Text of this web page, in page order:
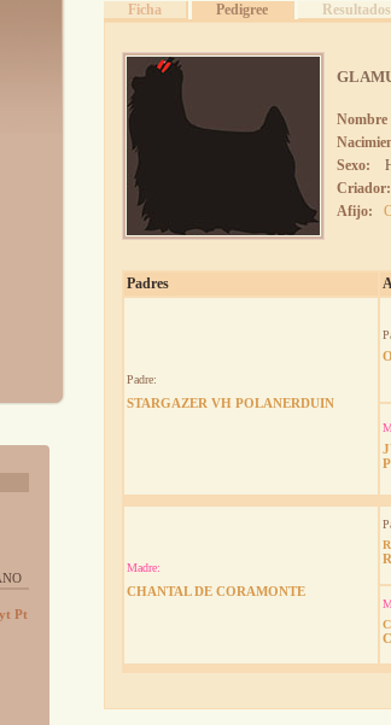
Pt
Ficha Pedigree Resultados
Sexo:
Criador:
Afijo:
Padres
Padre:
STARGAZER VH POLANERDUIN
Madre:
CHANTAL DE CORAMONTE